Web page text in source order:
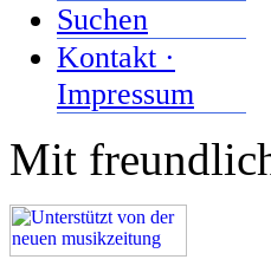
Suchen
Kontakt ·
Impressum
Mit